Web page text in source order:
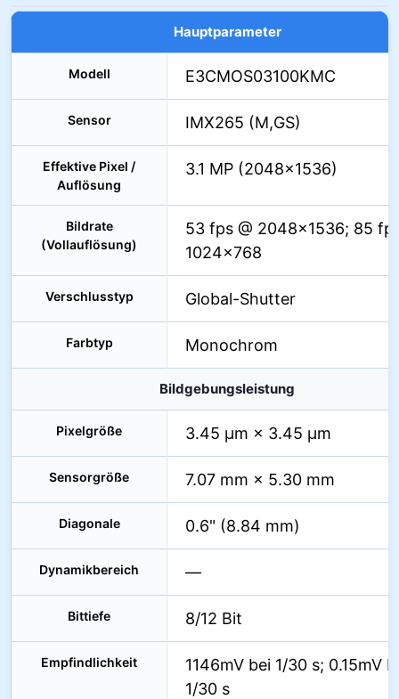
Hauptparameter
Modell E3CMOS03100KMC
Sensor IMX265 (M,GS)
Effektive Pixel /
Auflösung
3.1 MP (2048×1536)
Bildrate
(Vollauflösung)
53 fps @ 2048×1536; 85
1024×768
Verschlusstyp Global-Shutter
Farbtyp Monochrom
Bildgebungsleistung
Pixelgröße 3.45 µm × 3.45 µm
Sensorgröße 7.07 mm × 5.30 mm
Diagonale 0.6" (8.84 mm)
Dynamikbereich —
Bittiefe 8/12 Bit
Empfindlichkeit
1146mV bei 1/30 s; 0.15mV
1/30 s